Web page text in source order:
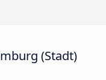
(Stadt)